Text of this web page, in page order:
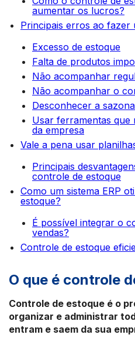
aumentar os lucros?
Principais erros ao fazer
Excesso de estoque
Falta de produtos
Não acompanhar
Não acompanhar o
Desconhecer a
Usar ferramentas que
da empresa
Vale a pena usar
Principais
controle de estoque
Como um sistema ERP
estoque?
É possível integrar o
vendas?
Controle de estoque
O que é controle
Controle de estoque é o
organizar e administrar
entram e saem da sua